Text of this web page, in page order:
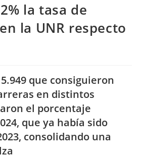
la tasa de
la UNR respecto
que consiguieron
en distintos
el porcentaje
que ya había sido
consolidando una